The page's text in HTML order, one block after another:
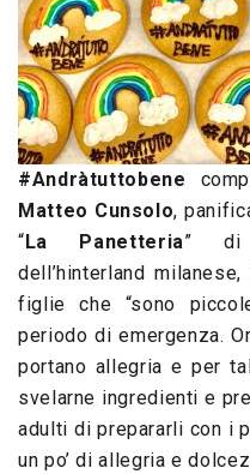
#Andràtuttobene
Matteo Cunsolo,
“ La Panetteria”
dell’hinterland
figlie che “sono
periodo di emergenza.
portano allegria e per
svelarne ingredienti e
adulti di prepararli con i
un po’ di allegria e